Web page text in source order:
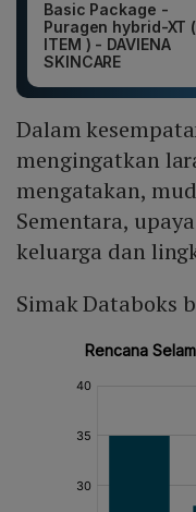
Basic Package -
Puragen hybrid-XT
ITEM ) - DAVIENA
SKINCARE
Dalam
mengingatkan
mengatakan,
Sementara,
keluarga dan
Simak Databoks